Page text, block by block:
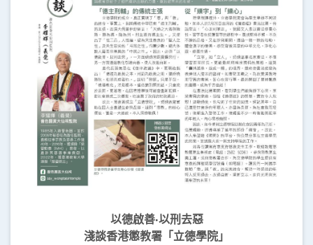
以德啟善‧以刑去惡
淺談香港懲教署「立德學院」